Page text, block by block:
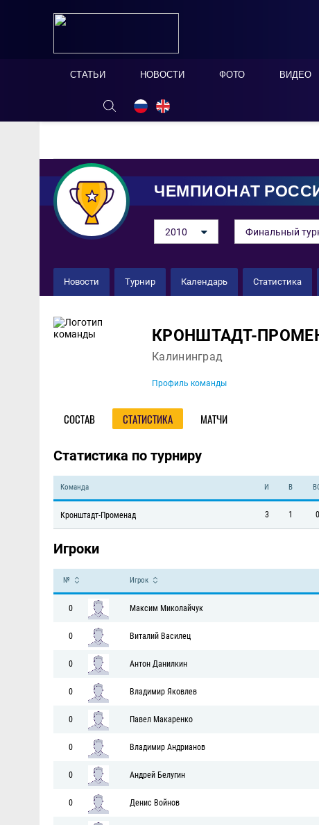
СТАТЬИ НОВОСТИ ФОТО ВИДЕО
ОНЛАЙН ТАБЛО СКРЫТЬ
ЧЕМПИОНАТ
2010 Финальный
Новости Турнир Календарь Статистика
Команда
КРОНШТАДТ-
Калининград
Профиль команды
СОСТАВ СТАТИСТИКА МАТЧИ
Статистика по турниру
Команда И В
Кронштадт-Променад 3 1 0
Игроки
№ Игрок
0 Максим Миколайчук
0 Виталий Василец
0 Антон Данилкин
0 Владимир Яковлев
0 Павел Макаренко
0 Владимир Андрианов
0 Андрей Белугин
0 Денис Войнов